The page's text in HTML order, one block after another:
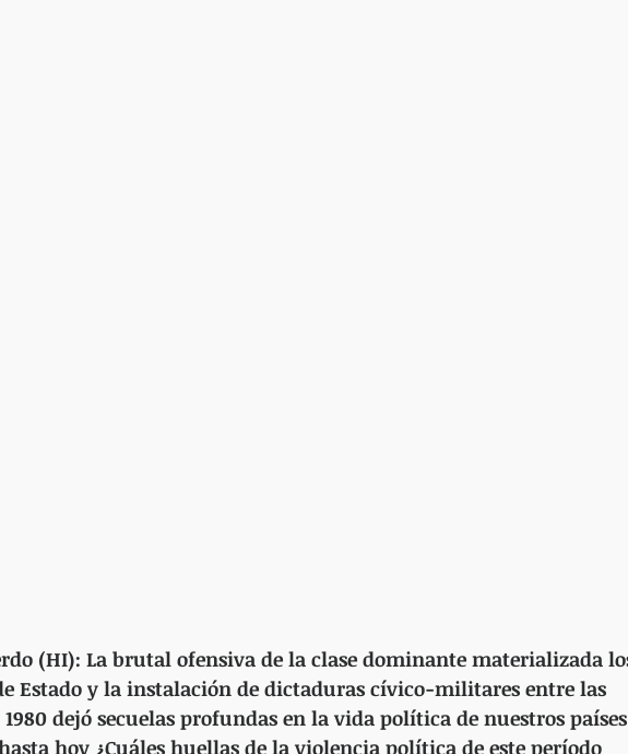
(HI): La brutal ofensiva de la clase dominante materializada
Estado y la instalación de dictaduras cívico-militares entre las
1980 dejó secuelas profundas en la vida política de nuestros países
hoy ¿Cuáles huellas de la violencia política de este período